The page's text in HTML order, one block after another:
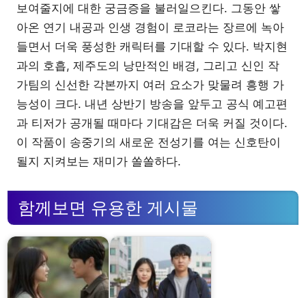
보여줄지에 대한 궁금증을 불러일으킨다. 그동안 쌓
아온 연기 내공과 인생 경험이 로코라는 장르에 녹아
들면서 더욱 풍성한 캐릭터를 기대할 수 있다. 박지현
과의 호흡, 제주도의 낭만적인 배경, 그리고 신인 작
가팀의 신선한 각본까지 여러 요소가 맞물려 흥행 가
능성이 크다. 내년 상반기 방송을 앞두고 공식 예고편
과 티저가 공개될 때마다 기대감은 더욱 커질 것이다.
이 작품이 송중기의 새로운 전성기를 여는 신호탄이
될지 지켜보는 재미가 쏠쏠하다.
함께보면 유용한 게시물